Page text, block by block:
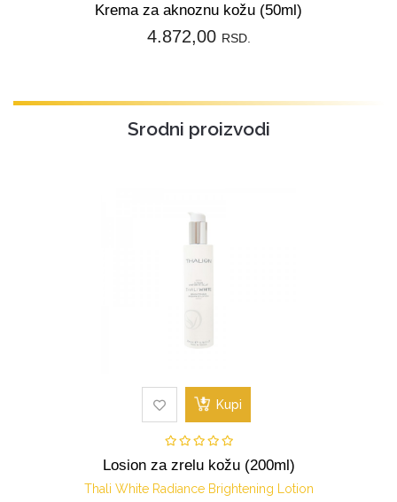
Krema za aknoznu kožu (50ml)
4.872,00 RSD.
Srodni proizvodi
Kupi
Losion za zrelu kožu (200ml)
Thali White Radiance Brightening Lotion